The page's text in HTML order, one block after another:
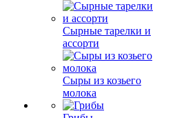
Сырные тарелки и
ассорти
Сыры из козьего
молока